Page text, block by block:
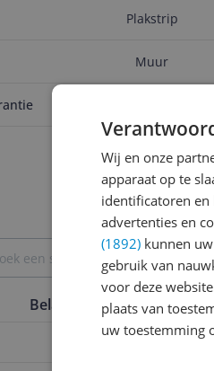
Plakstrip
Muur
v.a. € 8,16
Bekijk product
Belangrijkste kenmerken
Wij en onze
apparaat op te
identificatoren en
advertenties en
(1892) kunnen
gebruik van
voor deze
plaats van
uw toestemming